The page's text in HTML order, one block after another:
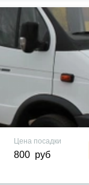
Цена посадки
800 руб